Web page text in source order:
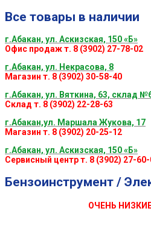
Все товары в наличии
г.Абакан, ул. Аскизская, 150 «Б»
Офис продаж т. 8 (3902) 27-78-02
г.Абакан, ул. Некрасова, 8
Магазин т. 8 (3902) 30-58-40
г.Абакан, ул. Вяткина, 63, склад
Склад т. 8 (3902) 22-28-63
г.Абакан,ул. Маршала Жукова, 17
Магазин т. 8 (3902) 20-25-12
г.Абакан, ул. Аскизская, 150 «Б»
Сервисный центр т. 8 (3902) 27-60-
Бензоинструмент /
ОЧЕНЬ